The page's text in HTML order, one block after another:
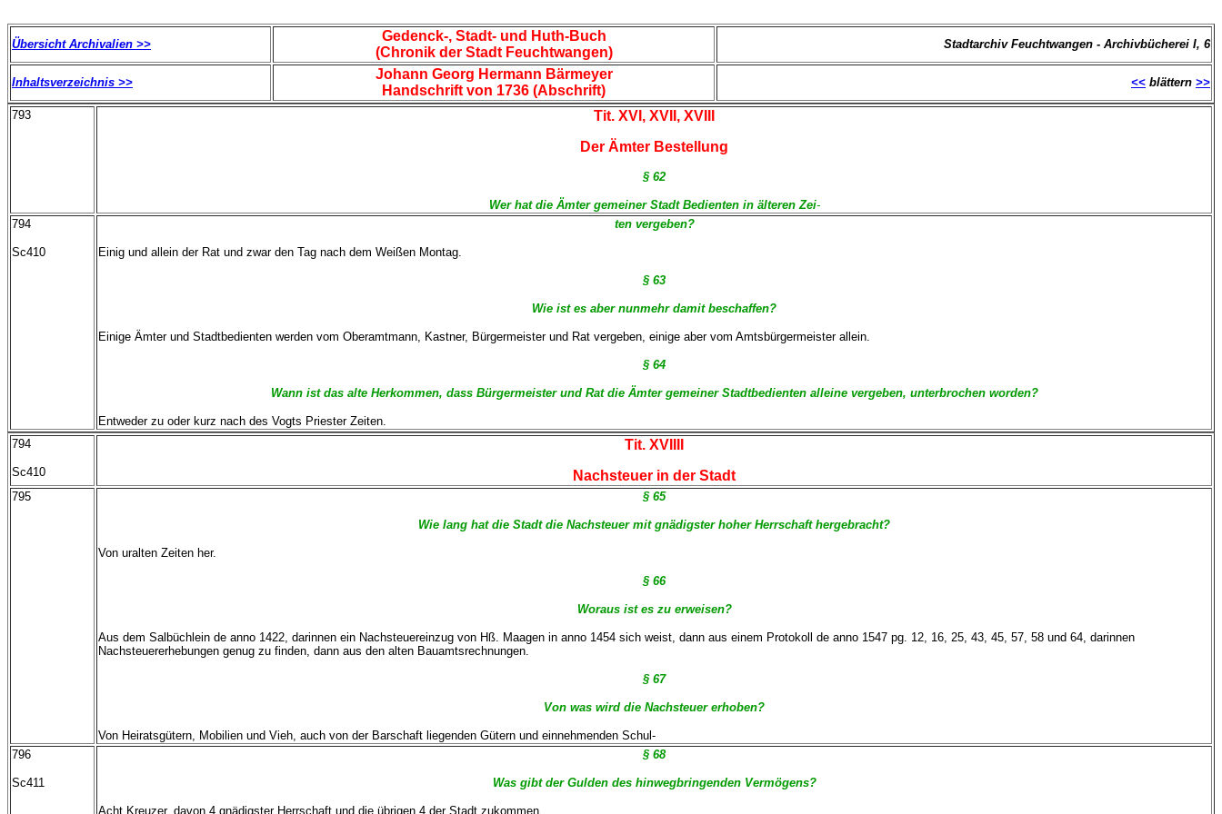
Übersicht Archivalien >>
Gedenck-, Stadt- und Huth-Buch
(Chronik der Stadt Feuchtwangen)
Stadtarchiv Feuchtwangen - Archivbücherei I, 6
Inhaltsverzeichnis >>
Johann Georg Hermann Bärmeyer
Handschrift von 1736 (Abschrift)
<< blättern >>
793
Tit. XVI, XVII, XVIII
Der Ämter Bestellung
§ 62
Wer hat die Ämter gemeiner Stadt Bedienten in älteren Zei-
794
Sc410
ten vergeben?
Einig und allein der Rat und zwar den Tag nach dem Weißen Montag.
§ 63
Wie ist es aber nunmehr damit beschaffen?
Einige Ämter und Stadtbedienten werden vom Oberamtmann, Kastner, Bürgermeister und Rat vergeben, einige aber vom Amtsbürgermeister allein.
§ 64
Wann ist das alte Herkommen, dass Bürgermeister und Rat die Ämter gemeiner Stadtbedienten alleine vergeben, unterbrochen worden?
Entweder zu oder kurz nach des Vogts Priester Zeiten.
794
Sc410
Tit. XVIIII
Nachsteuer in der Stadt
795 § 65
Wie lang hat die Stadt die Nachsteuer mit gnädigster hoher Herrschaft hergebracht?
Von uralten Zeiten her.
§ 66
Woraus ist es zu erweisen?
Aus dem Salbüchlein de anno 1422, darinnen ein Nachsteuereinzug von Hß. Maagen in anno 1454 sich weist, dann aus einem Protokoll de anno 1547 pg. 12, 16, 25, 43, 45, 57, 58 und 64, darinnen
Nachsteuererhebungen genug zu finden, dann aus den alten Bauamtsrechnungen.
§ 67
Von was wird die Nachsteuer erhoben?
Von Heiratsgütern, Mobilien und Vieh, auch von der Barschaft liegenden Gütern und einnehmenden Schul-
796
Sc411
§ 68
Was gibt der Gulden des hinwegbringenden Vermögens?
Acht Kreuzer, davon 4 gnädigster Herrschaft und die übrigen 4 der Stadt zukommen.